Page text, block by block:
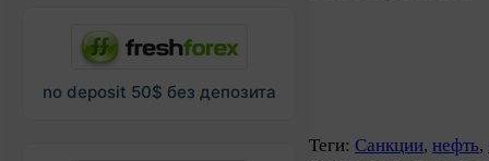
no deposit 50$ без депозита
Теги: Санкции, нефть,